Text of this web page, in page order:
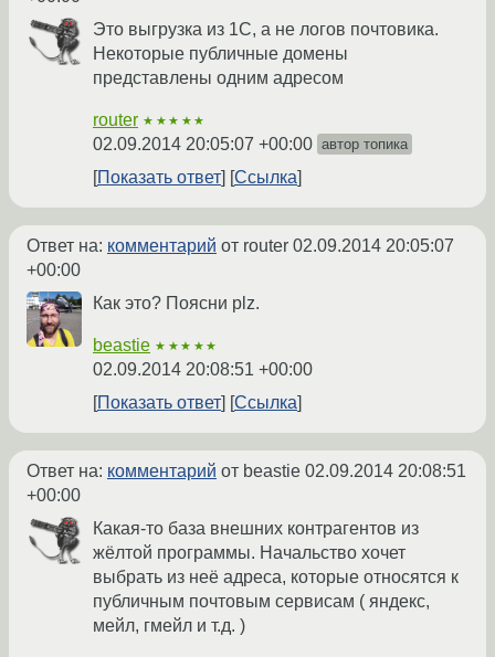
Это выгрузка из 1С, а не логов почтовика.
Некоторые публичные домены
представлены одним адресом
router ★★★★★
02.09.2014 20:05:07 +00:00 автор топика
Показать ответ Ссылка
Ответ на: комментарий от router 02.09.2014 20:05:07
+00:00
Как это? Поясни plz.
beastie ★★★★★
02.09.2014 20:08:51 +00:00
Показать ответ
Ссылка
Ответ на: комментарий от beastie 02.09.2014 20:08:51
+00:00
Какая-то база внешних контрагентов из
жёлтой программы. Начальство хочет
выбрать из неё адреса, которые относятся к
публичным почтовым сервисам ( яндекс,
мейл, гмейл и т.д. )